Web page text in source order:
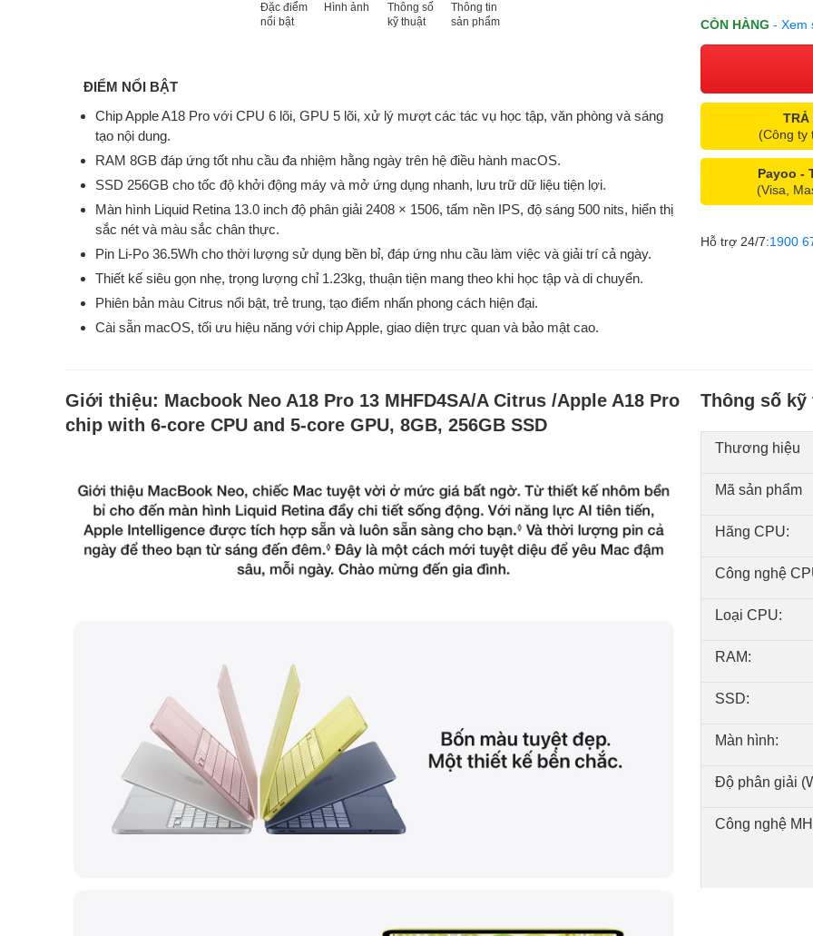
Đặc điểm
nổi bật
Hình ảnh
Thông số
kỹ thuật
Thông tin
sản phẩm
ĐIỂM NỔI BẬT
Chip Apple A18 Pro với CPU 6 lõi, GPU 5 lõi, xử lý mượt các tác vụ học tập, văn phòng và sáng
tạo nội dung.
RAM 8GB đáp ứng tốt nhu cầu đa nhiệm hằng ngày trên hệ điều hành macOS.
SSD 256GB cho tốc độ khởi động máy và mở ứng dụng nhanh, lưu trữ dữ liệu tiện lợi.
Màn hình Liquid Retina 13.0 inch độ phân giải 2408 × 1506, tấm nền IPS, độ sáng 500 nits, hiển thị
sắc nét và màu sắc chân thực.
Pin Li-Po 36.5Wh cho thời lượng sử dụng bền bỉ, đáp ứng nhu cầu làm việc và giải trí cả ngày.
Thiết kế siêu gọn nhẹ, trọng lượng chỉ 1.23kg, thuận tiện mang theo khi học tập và di chuyển.
Phiên bản màu Citrus nổi bật, trẻ trung, tạo điểm nhấn phong cách hiện đại.
Cài sẵn macOS, tối ưu hiệu năng với chip Apple, giao diện trực quan và bảo mật cao.
CÒN HÀNG - Xem
TRẢ
(Công ty
Payoo -
(Visa,
Hỗ trợ 24/7:1900
Giới thiệu: Macbook Neo A18 Pro 13 MHFD4SA/A Citrus /Apple A18 Pro
chip with 6‑core CPU and 5‑core GPU, 8GB, 256GB SSD
Thông số kỹ
Thương hiệu
Mã sản phẩm
Hãng CPU:
Công nghệ
Loại CPU:
RAM:
SSD:
Màn hình:
Độ phân giải
Công nghệ